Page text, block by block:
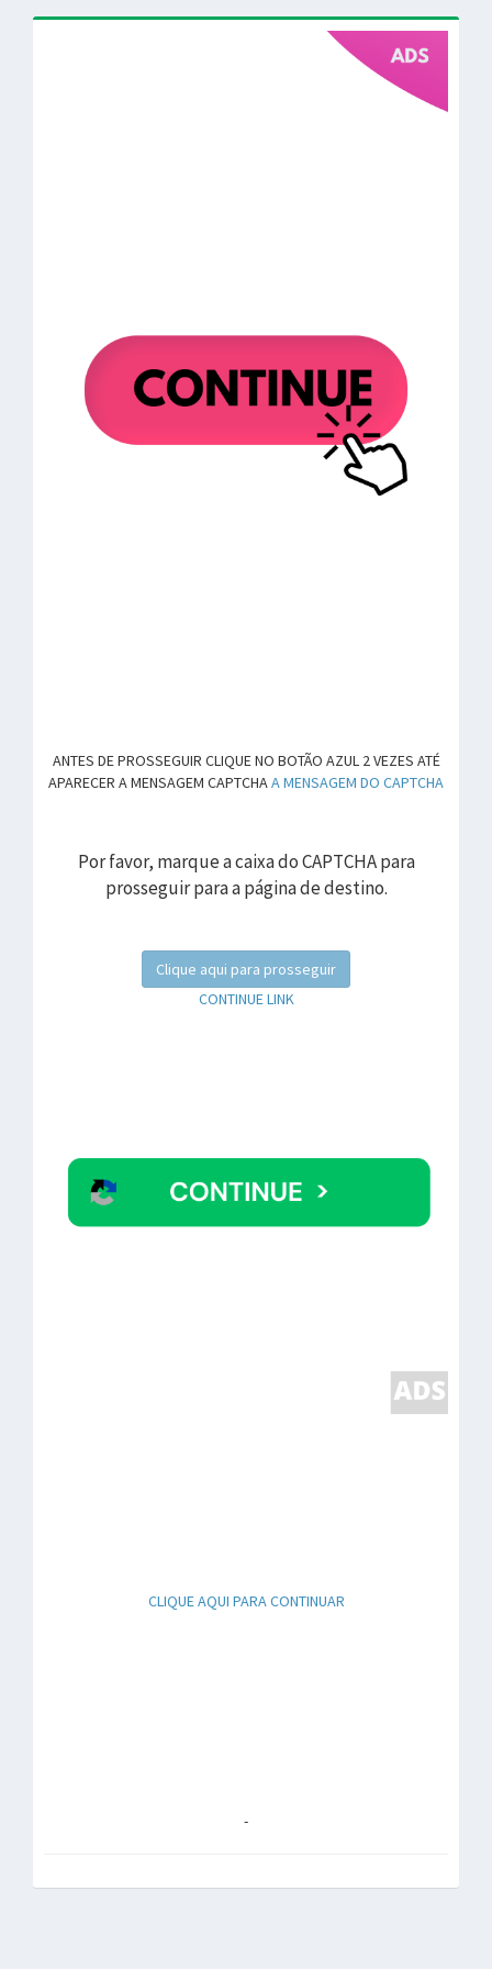
ANTES DE PROSSEGUIR CLIQUE NO BOTÃO AZUL 2 VEZES ATÉ
APARECER A MENSAGEM CAPTCHAA MENSAGEM DO CAPTCHA
Por favor, marque a caixa do CAPTCHA para
prosseguir para a página de destino.
Clique aqui para prosseguir
CONTINUE LINK
CLIQUE AQUI PARA CONTINUAR
-